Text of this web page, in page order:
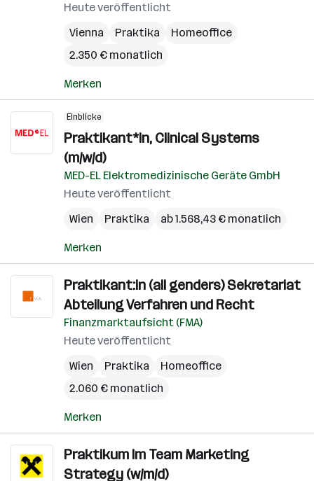
Heute veröffentlicht
Vienna
Praktika
Homeoffice
2.350 € monatlich
Merken
Einblicke
Praktikant*in, Clinical Systems
(m/w/d)
MED-EL Elektromedizinische Geräte GmbH
Heute veröffentlicht
Wien
Praktika ab 1.568,43 € monatlich
Merken
Praktikant:in (all genders) Sekretariat
Abteilung Verfahren und Recht
Finanzmarktaufsicht (FMA)
Heute veröffentlicht
Wien
Praktika
Homeoffice
2.060 € monatlich
Merken
Praktikum Im Team Marketing
Strategy (w/m/d)